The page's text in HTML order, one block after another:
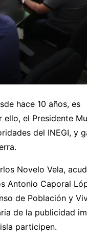
hace 10 años, es
el Presidente
del INEGI, y
Novelo Vela,
Antonio Caporal
de Población y
de la publicidad
participen.